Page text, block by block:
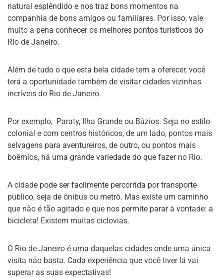
natural esplêndido e nos traz bons momentos na
companhia de bons amigos ou familiares. Por isso, vale
muito a pena conhecer os melhores pontos turísticos do
Rio de Janeiro.
Além de tudo o que esta bela cidade tem a oferecer, você
terá a oportunidade também de visitar cidades vizinhas
incríveis do Rio de Janeiro.
Por exemplo, Paraty, Ilha Grande ou Búzios. Seja no estilo
colonial e com centros históricos, de um lado, pontos mais
selvagens para aventureiros, de outro, ou pontos mais
boêmios, há uma grande variedade do que fazer no Rio.
A cidade pode ser facilmente percorrida por transporte
público, seja de ônibus ou metrô. Mas existe um caminho
que não é tão agitado e que nos permite parar à vontade: a
bicicleta! Existem muitas ciclovias.
O Rio de Janeiro é uma daquelas cidades onde uma única
visita não basta. Cada experiência que você tiver lá vai
superar as suas expectativas!